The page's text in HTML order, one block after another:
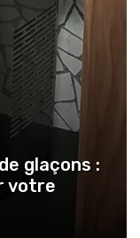
glaçons :
votre